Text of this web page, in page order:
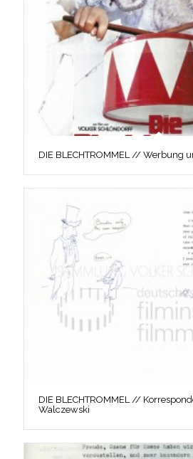
DIE BLECHTROMMEL // Werbung
DIE BLECHTROMMEL //
Walczewski